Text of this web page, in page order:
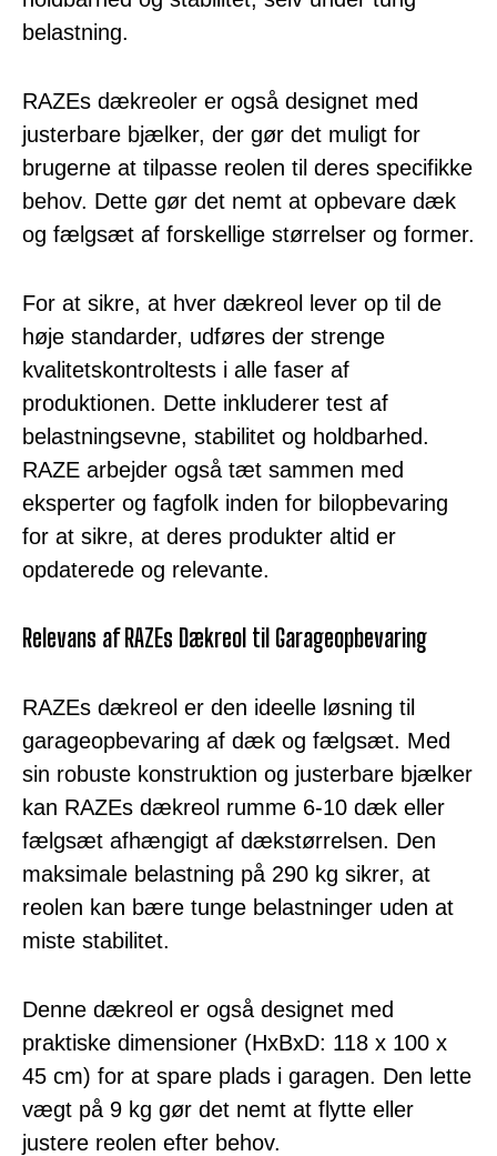
belastning.
RAZEs dækreoler er også designet med
justerbare bjælker, der gør det muligt for
brugerne at tilpasse reolen til deres specifikke
behov. Dette gør det nemt at opbevare dæk
og fælgsæt af forskellige størrelser og former.
For at sikre, at hver dækreol lever op til de
høje standarder, udføres der strenge
kvalitetskontroltests i alle faser af
produktionen. Dette inkluderer test af
belastningsevne, stabilitet og holdbarhed.
RAZE arbejder også tæt sammen med
eksperter og fagfolk inden for bilopbevaring
for at sikre, at deres produkter altid er
opdaterede og relevante.
Relevans af RAZEs Dækreol til Garageopbevaring
RAZEs dækreol er den ideelle løsning til
garageopbevaring af dæk og fælgsæt. Med
sin robuste konstruktion og justerbare bjælker
kan RAZEs dækreol rumme 6-10 dæk eller
fælgsæt afhængigt af dækstørrelsen. Den
maksimale belastning på 290 kg sikrer, at
reolen kan bære tunge belastninger uden at
miste stabilitet.
Denne dækreol er også designet med
praktiske dimensioner (HxBxD: 118 x 100 x
45 cm) for at spare plads i garagen. Den lette
vægt på 9 kg gør det nemt at flytte eller
justere reolen efter behov.